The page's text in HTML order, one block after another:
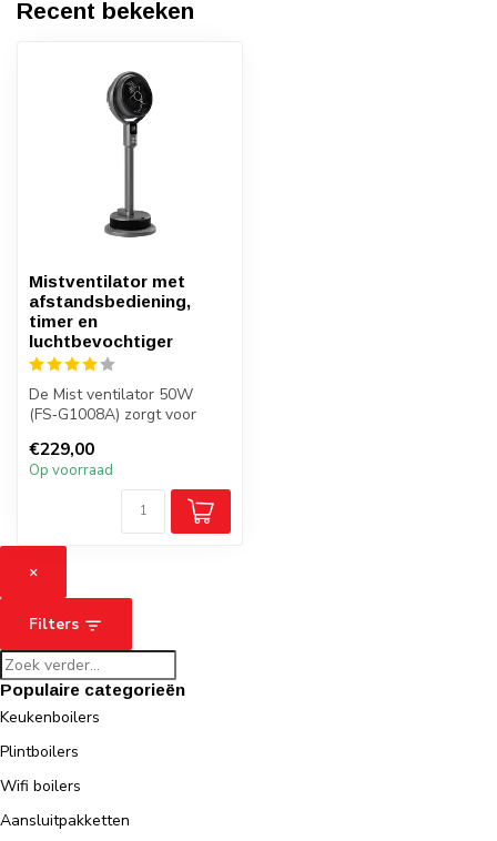
Recent bekeken
Mistventilator met
afstandsbediening,
timer en
luchtbevochtiger
De Mist ventilator 50W
(FS‑G1008A) zorgt voor
ventilatie t...
€229,00
Op voorraad
×
Filters
Populaire categorieën
Keukenboilers
Plintboilers
Wifi boilers
Aansluitpakketten